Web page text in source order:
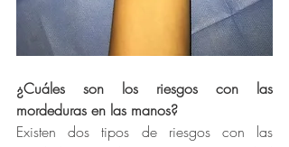
¿Cuáles son los riesgos con las
mordeduras en las manos?
Existen dos tipos de riesgos con las